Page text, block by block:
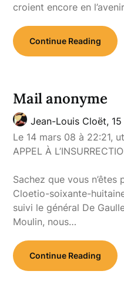
croient encore en
Continue Reading
Mail anonyme
Jean-Louis Cloët,
Le 14 mars 08 à 22:21,
APPEL À
Sachez que vous
Cloetio-soixante-
suivi le général De
Moulin, nous…
Continue Reading